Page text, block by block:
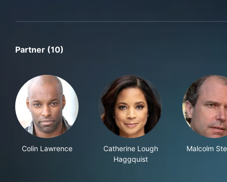
Partner (10)
Colin Lawrence
Catherine Lough
Haggquist
Malcolm